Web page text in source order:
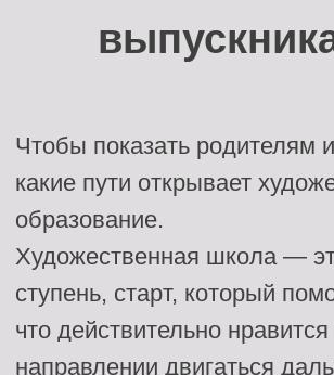
+7(925)188-84-09
ОПЛАТА
/ моделирование
школа
Черчение,
подготовка к вузу
Художественная школа — это первая
Наши выпускники пробуют себя в
разных сферах: кто-то поступает на
архитектуру и постепенно открывает для
себя дизайн, кто-то выбирает
реставрацию, графику, иллюстрацию,
инженерные и креативные
специальности.